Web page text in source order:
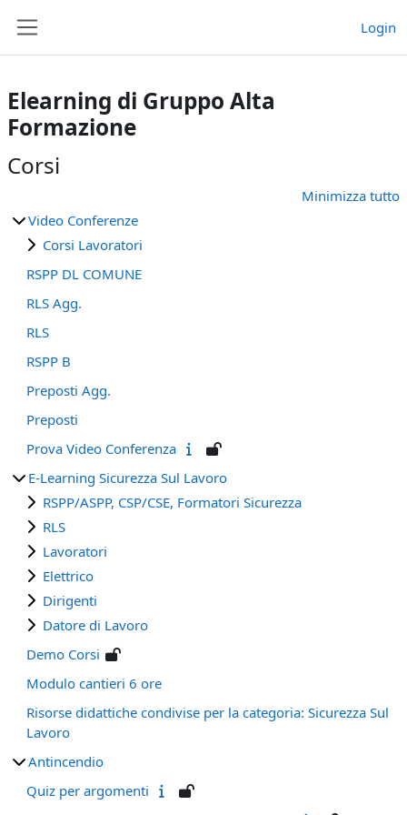
Login
Elearning di Gruppo Alta
Formazione
Corsi
Minimizza tutto
Video Conferenze
Corsi Lavoratori
RSPP DL COMUNE
RLS Agg.
RLS
RSPP B
Preposti Agg.
Preposti
Prova Video Conferenza
E-Learning Sicurezza Sul Lavoro
RSPP/ASPP, CSP/CSE, Formatori Sicurezza
RLS
Lavoratori
Elettrico
Dirigenti
Datore di Lavoro
Demo Corsi
Modulo cantieri 6 ore
Risorse didattiche condivise per la categoria: Sicurezza Sul
Lavoro
Antincendio
Quiz per argomenti